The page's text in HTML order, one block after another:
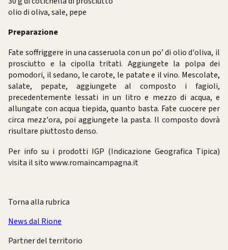
olio di oliva, sale, pepe
Preparazione
Fate soffriggere in una casseruola con un po’ di olio d'oliva, il
prosciutto e la cipolla tritati. Aggiungete la polpa dei
pomodori, il sedano, le carote, le patate e il vino. Mescolate,
salate, pepate, aggiungete al composto i fagioli,
precedentemente lessati in un litro e mezzo di acqua, e
allungate con acqua tiepida, quanto basta. Fate cuocere per
circa mezz'ora, poi aggiungete la pasta. Il composto dovrà
risultare piuttosto denso.
Per info su i prodotti IGP (Indicazione Geografica Tipica)
visita il sito www.romaincampagna.it
Torna alla rubrica
News dal Rione
Partner del territorio